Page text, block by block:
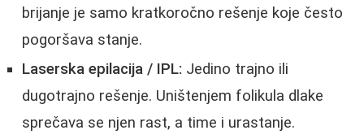
brijanje je samo kratkoročno rešenje koje često
pogoršava stanje.
Laserska epilacija / IPL: Jedino trajno ili
dugotrajno rešenje. Uništenjem folikula dlake
sprečava se njen rast, a time i urastanje.